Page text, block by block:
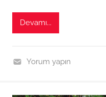
Devamı...
Yorum yapın